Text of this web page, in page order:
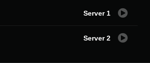
Server 1
Server 2